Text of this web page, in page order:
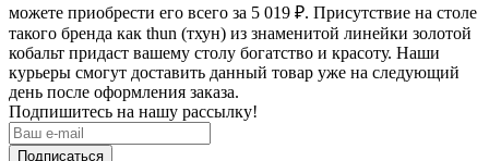
можете приобрести его всего за 5 019 ₽. Присутствие на столе
такого бренда как thun (тхун) из знаменитой линейки золотой
кобальт придаст вашему столу богатство и красоту. Наши
курьеры смогут доставить данный товар уже на следующий
день после оформления заказа.
Подпишитесь на нашу рассылку!
Подписаться